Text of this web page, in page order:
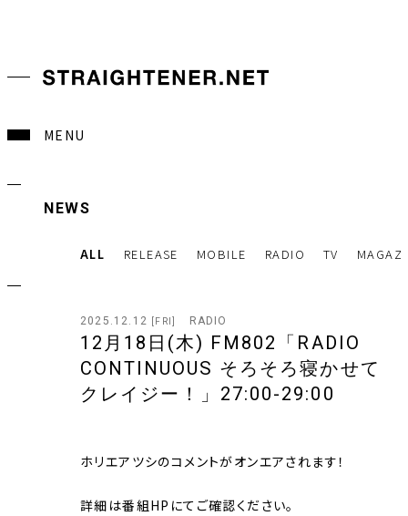
MENU
NEWS
ALL RELEASE MOBILE RADIO TV
2025.12.12 [FRI] RADIO
12月18日(木) FM802「RADIO
CONTINUOUS そろそろ寝かせて
クレイジー！」27:00-29:00
ホリエアツシのコメントがオンエアされます！
詳細は番組HPにてご確認ください。